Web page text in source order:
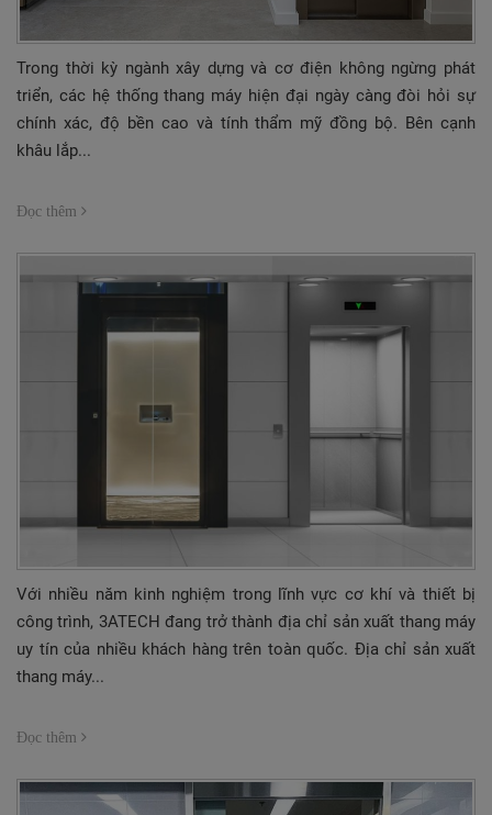
Trong thời kỳ ngành xây dựng và cơ điện không ngừng phát
triển, các hệ thống thang máy hiện đại ngày càng đòi hỏi sự
chính xác, độ bền cao và tính thẩm mỹ đồng bộ. Bên cạnh
khâu lắp...
Đọc thêm
Với nhiều năm kinh nghiệm trong lĩnh vực cơ khí và thiết bị
công trình, 3ATECH đang trở thành địa chỉ sản xuất thang máy
uy tín của nhiều khách hàng trên toàn quốc. Địa chỉ sản xuất
thang máy...
Đọc thêm